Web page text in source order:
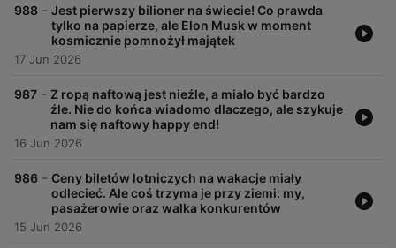
988 - Jest pierwszy bilioner na świecie! Co prawda
tylko na papierze, ale Elon Musk w moment
kosmicznie pomnożył majątek
17 Jun 2026
987 - Z ropą naftową jest nieźle, a miało być bardzo
źle. Nie do końca wiadomo dlaczego, ale szykuje
nam się naftowy happy end!
16 Jun 2026
986 - Ceny biletów lotniczych na wakacje miały
odlecieć. Ale coś trzyma je przy ziemi: my,
pasażerowie oraz walka konkurentów
15 Jun 2026